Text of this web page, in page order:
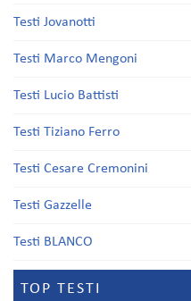
Testi Jovanotti
Testi Marco Mengoni
Testi Lucio Battisti
Testi Tiziano Ferro
Testi Cesare Cremonini
Testi Gazzelle
Testi BLANCO
TOP TESTI